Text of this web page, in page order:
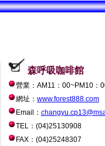
森呼吸咖啡館
營業：AM11：00~PM10：
網址： www.forest888.com
Email：
TEL：(04)25130908
FAX：(04)25248307